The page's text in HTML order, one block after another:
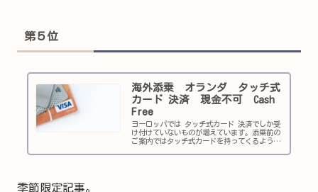
第５位
海外添乗 オランダ タッチ式
カード 決済 現金不可 Cash
Free
ヨーロッパでは タッチ式カード 決済でしか受
け付けていないものが増えています。添乗前の
ご案内ではタッチ式カードを持ってくるように
季節限定記事。